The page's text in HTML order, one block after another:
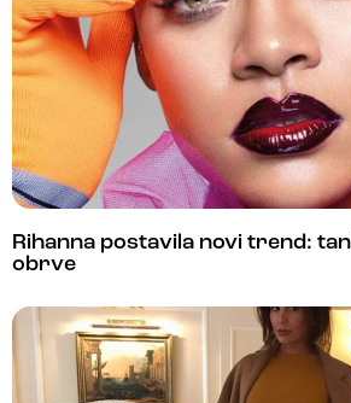
Rihanna postavila novi trend:
obrve